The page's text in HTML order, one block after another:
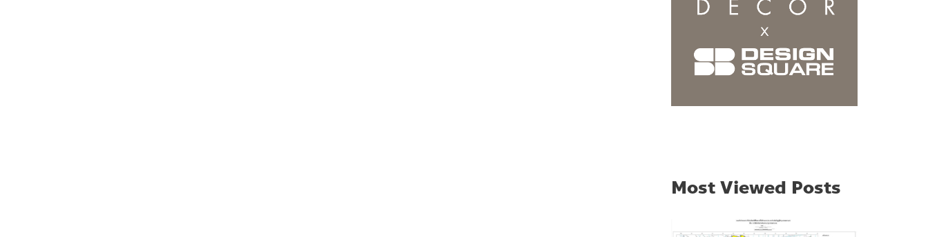
Most Viewed Posts